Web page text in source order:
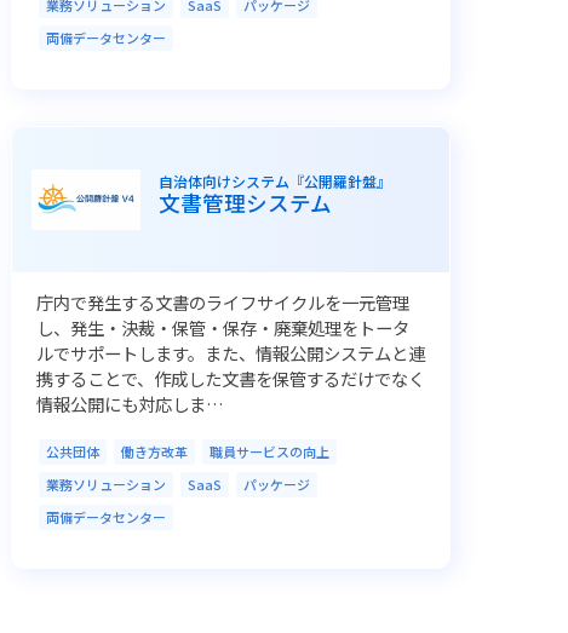
業務ソリューション
SaaS
パッケージ
両備データセンター
自治体向けシステム『公開羅針盤』
文書管理システム
庁内で発生する文書のライフサイクルを一元管理
し、発生・決裁・保管・保存・廃棄処理をトータ
ルでサポートします。また、情報公開システムと連
携することで、作成した文書を保管するだけでなく
情報公開にも対応しま…
公共団体 働き方改革
職員サービスの向上
業務ソリューション
SaaS
パッケージ
両備データセンター